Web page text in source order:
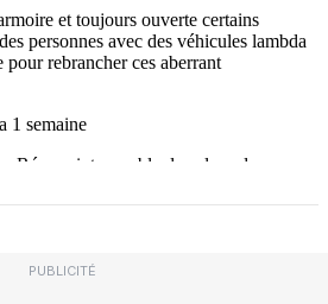
PUBLICITÉ